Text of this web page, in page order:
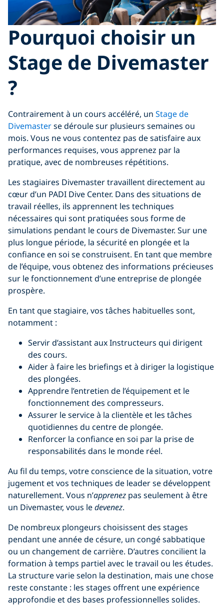
Pourquoi choisir un
Stage de Divemaster
?
Contrairement à un cours accéléré, un Stage de
Divemasterse déroule sur plusieurs semaines ou
mois. Vous ne vous contentez pas de satisfaire aux
performances requises, vous apprenez par la
pratique, avec de nombreuses répétitions.
Les stagiaires Divemaster travaillent directement au
cœur d’un PADI Dive Center. Dans des situations de
travail réelles, ils apprennent les techniques
nécessaires qui sont pratiquées sous forme de
simulations pendant le cours de Divemaster. Sur une
plus longue période, la sécurité en plongée et la
confiance en soi se construisent. En tant que membre
de l’équipe, vous obtenez des informations précieuses
sur le fonctionnement d’une entreprise de plongée
prospère.
En tant que stagiaire, vos tâches habituelles sont,
notamment :
Servir d’assistant aux Instructeurs qui dirigent
des cours.
Aider à faire les briefings et à diriger la logistique
des plongées.
Apprendre l’entretien de l’équipement et le
fonctionnement des compresseurs.
Assurer le service à la clientèle et les tâches
quotidiennes du centre de plongée.
Renforcer la confiance en soi par la prise de
responsabilités dans le monde réel.
Au fil du temps, votre conscience de la situation, votre
jugement et vos techniques de leader se développent
naturellement. Vous n’apprenez pas seulement à être
un Divemaster, vous ledevenez.
De nombreux plongeurs choisissent des stages
pendant une année de césure, un congé sabbatique
ou un changement de carrière. D’autres concilient la
formation à temps partiel avec le travail ou les études.
La structure varie selon la destination, mais une chose
reste constante : les stages offrent une expérience
approfondie et des bases professionnelles solides.